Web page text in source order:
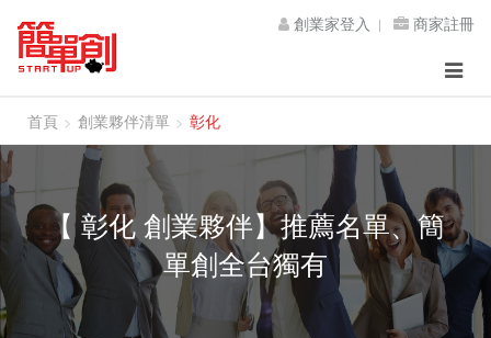
創業家登入 商家註冊
Toggle
首頁 創業夥伴清單 彰化
【 彰化 創業夥伴】推薦名單、簡
單創全台獨有